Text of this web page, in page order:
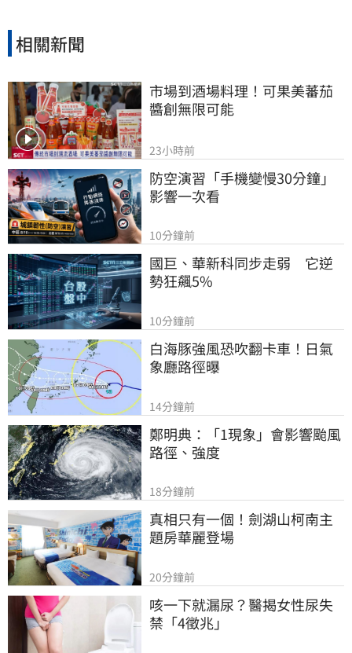
相關新聞
市場到酒場料理！可果美蕃茄
醬創無限可能
23小時前
防空演習「手機變慢30分鐘」
影響一次看
10分鐘前
國巨、華新科同步走弱　它逆
勢狂飆5%
10分鐘前
白海豚強風恐吹翻卡車！日氣
象廳路徑曝
14分鐘前
鄭明典：「1現象」會影響颱風
路徑、強度
18分鐘前
真相只有一個！劍湖山柯南主
題房華麗登場
20分鐘前
咳一下就漏尿？醫揭女性尿失
禁「4徵兆」